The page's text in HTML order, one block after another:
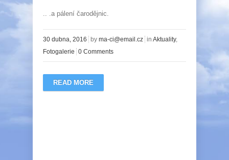
.. .a pálení čarodějnic.
30 dubna, 2016 by ma-ci@email.cz in Aktuality,
Fotogalerie 0 Comments
READ MORE